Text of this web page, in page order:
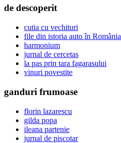
de descoperit
cutia cu vechituri
file din istoria auto în România
harmonium
jurnal de cercetas
la pas prin tara fagarasului
vinuri povestite
ganduri frumoase
florin lazarescu
gilda popa
ileana partenie
jurnal de piscotar